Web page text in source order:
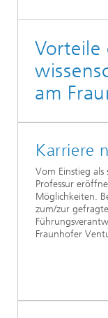
Vorteile
am
Karriere
Vom Einstieg
Professur
Möglichkeiten.
zum/zur
Fraunhofer